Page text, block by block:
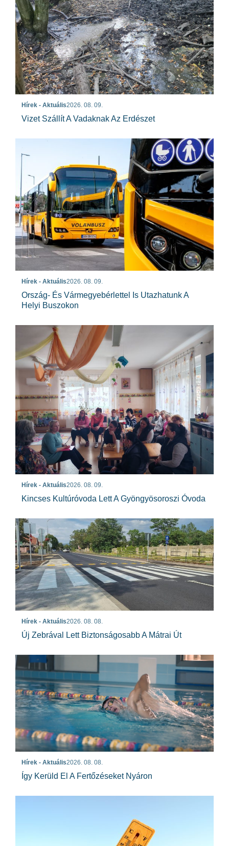
Hírek - Aktuális2026. 08. 09.
Vizet Szállít A Vadaknak Az Erdészet
Hírek - Aktuális2026. 08. 09.
Ország- És Vármegyebérlettel Is Utazhatunk A
Helyi Buszokon
Hírek - Aktuális2026. 08. 09.
Kincses Kultúróvoda Lett A Gyöngyösoroszi Óvoda
Hírek - Aktuális2026. 08. 08.
Új Zebrával Lett Biztonságosabb A Mátrai Út
Hírek - Aktuális2026. 08. 08.
Így Kerüld El A Fertőzéseket Nyáron